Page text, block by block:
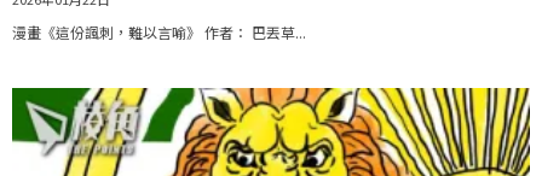
漫畫《這份諷刺，難以言喻》 作者： 巴丟草...